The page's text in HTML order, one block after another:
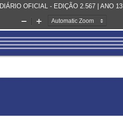
DIÁRIO OFICIAL - EDIÇÃO 2.567 | ANO 13